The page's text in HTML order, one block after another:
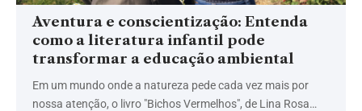
Aventura e conscientização: Entenda
como a literatura infantil pode
transformar a educação ambiental
Em um mundo onde a natureza pede cada vez mais por
nossa atenção, o livro "Bichos Vermelhos", de Lina Rosa…